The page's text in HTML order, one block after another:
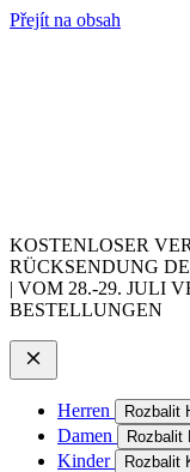
Přejít na obsah
KOSTENLOSER
RÜCKSENDUNG
| VOM 28.-29. JULI
BESTELLUNGEN
Herren Rozbalit
Damen Rozbalit
Kinder Rozbalit